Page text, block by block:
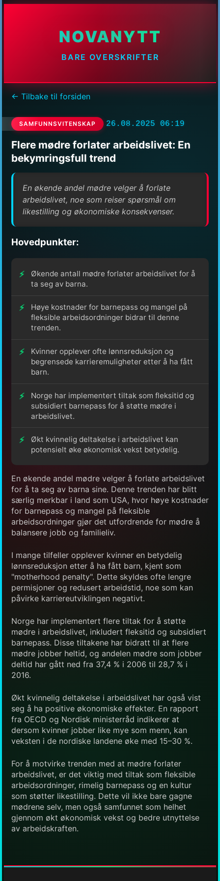
NOVANYTT
BARE OVERSKRIFTER
← Tilbake til forsiden
SAMFUNNSVITENSKAP 26.08.2025 06:19
Flere mødre forlater arbeidslivet: En
bekymringsfull trend
En økende andel mødre velger å forlate
arbeidslivet, noe som reiser spørsmål om
likestilling og økonomiske konsekvenser.
Hovedpunkter:
Økende antall mødre forlater arbeidslivet for å
ta seg av barna.
Høye kostnader for barnepass og mangel på
fleksible arbeidsordninger bidrar til denne
trenden.
Kvinner opplever ofte lønnsreduksjon og
begrensede karrieremuligheter etter å ha fått
barn.
Norge har implementert tiltak som fleksitid og
subsidiert barnepass for å støtte mødre i
arbeidslivet.
Økt kvinnelig deltakelse i arbeidslivet kan
potensielt øke økonomisk vekst betydelig.
En økende andel mødre velger å forlate arbeidslivet
for å ta seg av barna sine. Denne trenden har blitt
særlig merkbar i land som USA, hvor høye kostnader
for barnepass og mangel på fleksible
arbeidsordninger gjør det utfordrende for mødre å
balansere jobb og familieliv.
I mange tilfeller opplever kvinner en betydelig
lønnsreduksjon etter å ha fått barn, kjent som
"motherhood penalty". Dette skyldes ofte lengre
permisjoner og redusert arbeidstid, noe som kan
påvirke karriereutviklingen negativt.
Norge har implementert flere tiltak for å støtte
mødre i arbeidslivet, inkludert fleksitid og subsidiert
barnepass. Disse tiltakene har bidratt til at flere
mødre jobber heltid, og andelen mødre som jobber
deltid har gått ned fra 37,4 % i 2006 til 28,7 % i
2016.
Økt kvinnelig deltakelse i arbeidslivet har også vist
seg å ha positive økonomiske effekter. En rapport
fra OECD og Nordisk ministerråd indikerer at
dersom kvinner jobber like mye som menn, kan
veksten i de nordiske landene øke med 15–30 %.
For å motvirke trenden med at mødre forlater
arbeidslivet, er det viktig med tiltak som fleksible
arbeidsordninger, rimelig barnepass og en kultur
som støtter likestilling. Dette vil ikke bare gagne
mødrene selv, men også samfunnet som helhet
gjennom økt økonomisk vekst og bedre utnyttelse
av arbeidskraften.